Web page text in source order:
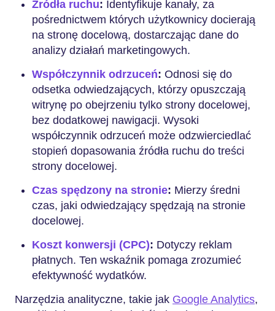
Źródła ruchu: Identyfikuje kanały, za
pośrednictwem których użytkownicy docierają
na stronę docelową, dostarczając dane do
analizy działań marketingowych.
Współczynnik odrzuceń: Odnosi się do
odsetka odwiedzających, którzy opuszczają
witrynę po obejrzeniu tylko strony docelowej,
bez dodatkowej nawigacji. Wysoki
współczynnik odrzuceń może odzwierciedlać
stopień dopasowania źródła ruchu do treści
strony docelowej.
Czas spędzony na stronie: Mierzy średni
czas, jaki odwiedzający spędzają na stronie
docelowej.
Koszt konwersji (CPC): Dotyczy reklam
płatnych. Ten wskaźnik pomaga zrozumieć
efektywność wydatków.
Narzędzia analityczne, takie jak Google Analytics,